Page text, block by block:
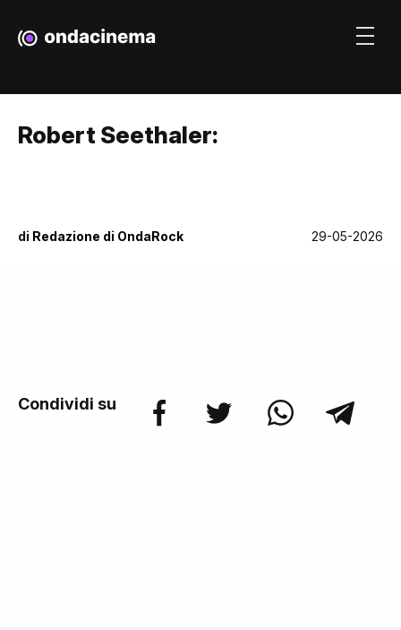
Robert Seethaler:
di Redazione di OndaRock 29-05-2026
Condividi su